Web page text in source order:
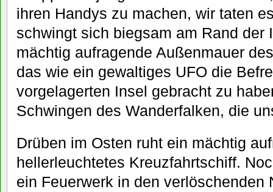
ihren Handys zu machen, wir taten
schwingt sich biegsam am Rand der
mächtig aufragende Außenmauer
das wie ein gewaltiges UFO die
vorgelagerten Insel gebracht zu
Schwingen des Wanderfalken, die
Drüben im Osten ruht ein mächtig
hellerleuchtetes Kreuzfahrtschiff.
ein Feuerwerk in den verlöschenden